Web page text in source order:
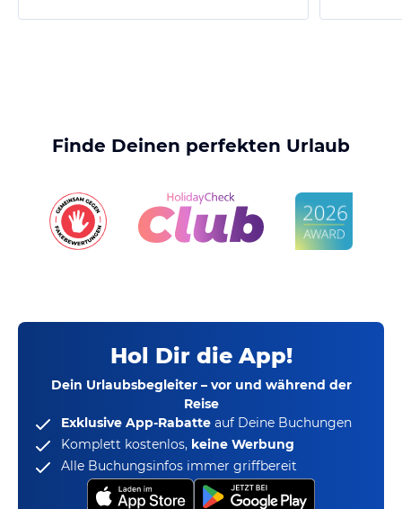
Finde Deinen perfekten Urlaub
Hol Dir die App!
Dein Urlaubsbegleiter – vor und während der
Reise
Exklusive App-Rabatte auf Deine Buchungen
Komplett kostenlos, keine Werbung
Alle Buchungsinfos immer griffbereit